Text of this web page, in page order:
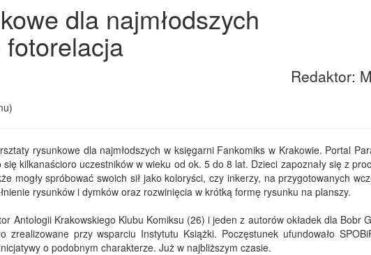
dla najmłodszych
Redaktor:
)
rysunkowe dla najmłodszych w księgarni Fankomiks w Krakowie. Portal
kilkanaścioro uczestników w wieku od ok. 5 do 8 lat. Dzieci zapoznały się z
mogły spróbować swoich sił jako koloryści, czy inkerzy, na przygotowanych
rysunków i dymków oraz rozwinięcia w krótką formę rysunku na planszy.
Antologii Krakowskiego Klubu Komiksu (26) i jeden z autorów okładek dla Bobr
zrealizowane przy wsparciu Instytutu Książki. Poczęstunek ufundowało
o podobnym charakterze. Już w najbliższym czasie.